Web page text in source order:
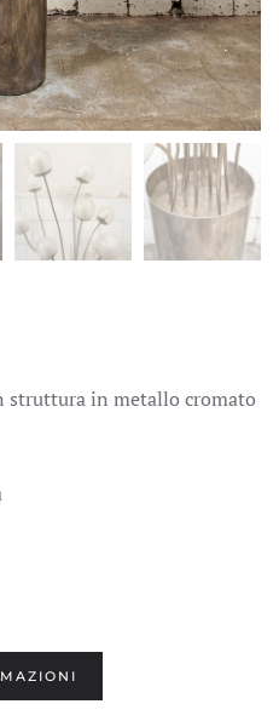
struttura in metallo cromato